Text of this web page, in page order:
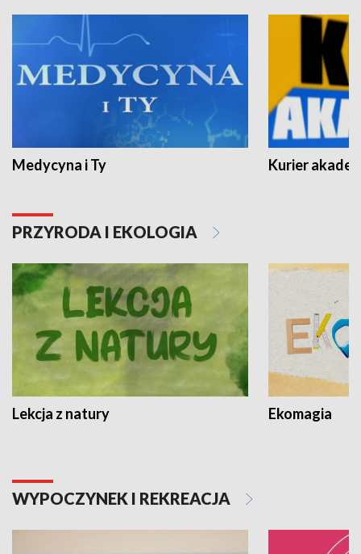
Medycyna i Ty Kurier
PRZYRODA I EKOLOGIA
Lekcja z natury Ekomagia
WYPOCZYNEK I REKREACJA